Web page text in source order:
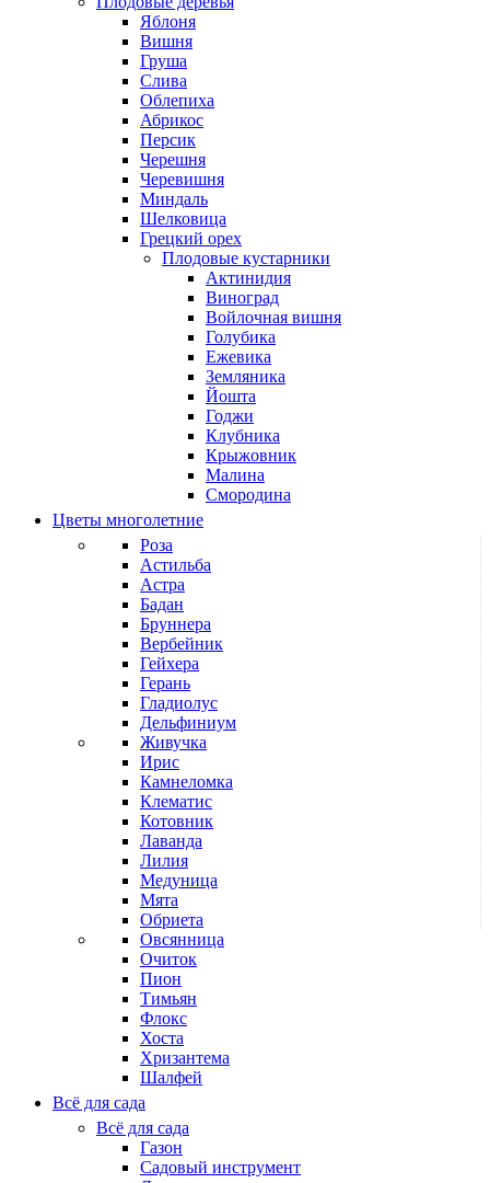
Яблоня
Вишня
Груша
Слива
Облепиха
Абрикос
Персик
Черешня
Черевишня
Миндаль
Шелковица
Грецкий орех
Плодовые кустарники
Актинидия
Виноград
Войлочная вишня
Голубика
Ежевика
Земляника
Йошта
Годжи
Клубника
Крыжовник
Малина
Смородина
Цветы многолетние
Роза
Астильба
Астра
Бадан
Бруннера
Вербейник
Гейхера
Герань
Гладиолус
Дельфиниум
Живучка
Ирис
Камнеломка
Клематис
Котовник
Лаванда
Лилия
Медуница
Мята
Обриета
Овсянница
Очиток
Пион
Тимьян
Флокс
Хоста
Хризантема
Шалфей
Всё для сада
Всё для сада
Газон
Садовый инструмент